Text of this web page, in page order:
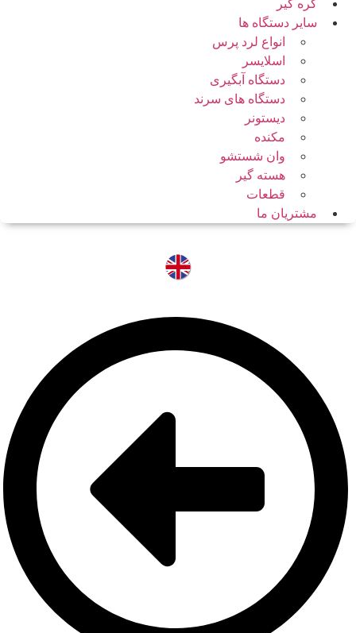
کره گیر
سایر دستگاه ها
انواع لرد پرس
اسلایسر
دستگاه آبگیری
دستگاه های سرند
دیستونر
مکنده
وان شستشو
هسته گیر
قطعات
مشتریان ما